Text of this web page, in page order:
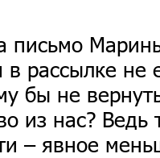
письмо
в рассылке
бы не
из нас? Ведь
– явное